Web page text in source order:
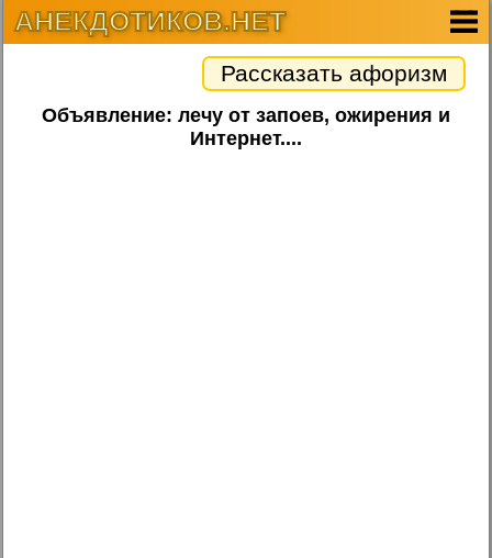
АНЕКДОТИКОВ.НЕТ
Рассказать афоризм
Объявление: лечу от запоев, ожирения и
Интернет....